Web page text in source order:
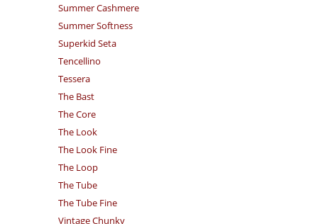
Summer Cashmere
Summer Softness
Superkid Seta
Tencellino
Tessera
The Bast
The Core
The Look
The Look Fine
The Loop
The Tube
The Tube Fine
Vintage Chunky